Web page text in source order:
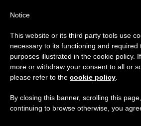
ETIQUETA
Posts
‘cuidados
Aviso importante
Del 27 de julio al 7 de agosto
anual, aprovechando que en el
se generan menos informaciones
Notice
This website or its third party tools use
necessary to its functioning and required
purposes illustrated in the cookie policy.
more or withdraw your consent to all or
please refer to the cookie policy
By closing this banner, scrolling this
continuing to browse otherwise, you